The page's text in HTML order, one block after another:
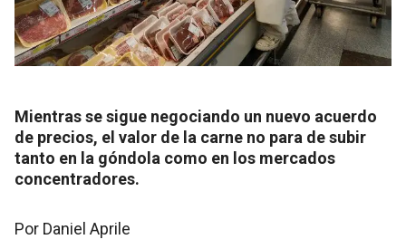
Mientras se sigue negociando un nuevo acuerdo
de precios, el valor de la carne no para de subir
tanto en la góndola como en los mercados
concentradores.
Por Daniel Aprile